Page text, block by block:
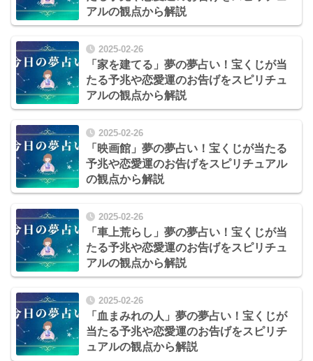
アルの観点から解説
2025-02-26
「家を建てる」夢の夢占い！宝くじが当
たる予兆や恋愛運のお告げをスピリチュ
アルの観点から解説
2025-02-26
「映画館」夢の夢占い！宝くじが当たる
予兆や恋愛運のお告げをスピリチュアル
の観点から解説
2025-02-26
「車上荒らし」夢の夢占い！宝くじが当
たる予兆や恋愛運のお告げをスピリチュ
アルの観点から解説
2025-02-26
「血まみれの人」夢の夢占い！宝くじが
当たる予兆や恋愛運のお告げをスピリチ
ュアルの観点から解説